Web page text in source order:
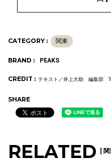
CATEGORY : 関東
BRAND : PEAKS
CREDIT : テキスト／井上大助 編集部
SHARE
RELATED [ 関